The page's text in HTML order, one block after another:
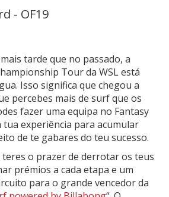
- OF19
tarde que no passado, a
Tour da WSL está
Isso significa que chegou a
percebes mais de surf que os
fazer uma equipa no Fantasy
experiência para acumular
de te gabares do teu sucesso.
teres o prazer de derrotar os teus
prémios a cada etapa e um
para o grande vencedor da